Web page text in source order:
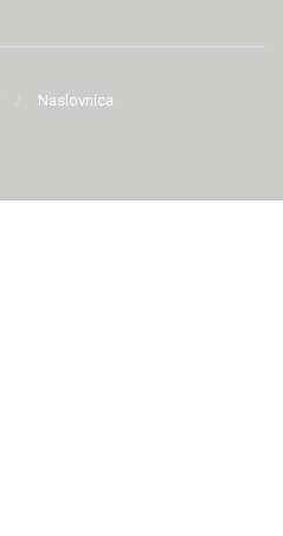
Naslovnica